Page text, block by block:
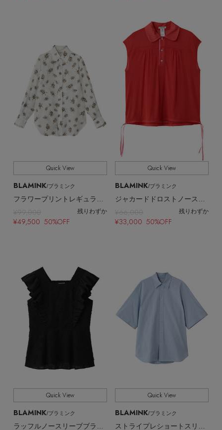
PERSONAL COLOR
エディター厳選ギフト
【エディターズ・エッセンシャル】
Quick View
BLAMINK/ブラミンク
¥99,000 残りわずか
¥49,500 50%OFF
Quick View
BLAMINK/ブラミンク
¥66,000 残りわずか
¥33,000 50%OFF
Quick View
BLAMINK/ブラミンク
ラッフルノースリーブブラウス
Quick View
BLAMINK/ブラミンク
ストライプレショートスリーブシャツ